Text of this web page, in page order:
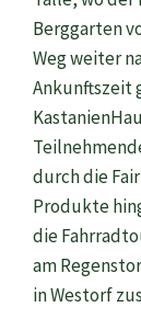
Berggarten
Weg weiter
Ankunftszeit
durch die
Produkte
die
am
in Westorf